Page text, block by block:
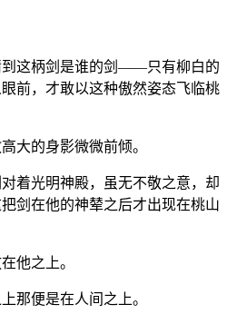
到这柄剑是谁的剑——只有柳白的
前，才敢以这种傲然姿态飞临桃
大的身影微微前倾。
着光明神殿，虽无不敬之意，却
剑在他的神辇之后才出现在桃山
他之上。
那便是在人间之上。